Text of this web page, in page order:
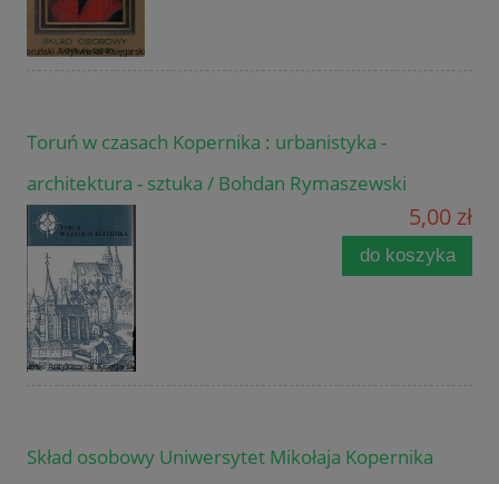
Toruń w czasach Kopernika : urbanistyka -
architektura - sztuka / Bohdan Rymaszewski
5,00 zł
do koszyka
Skład osobowy Uniwersytet Mikołaja Kopernika